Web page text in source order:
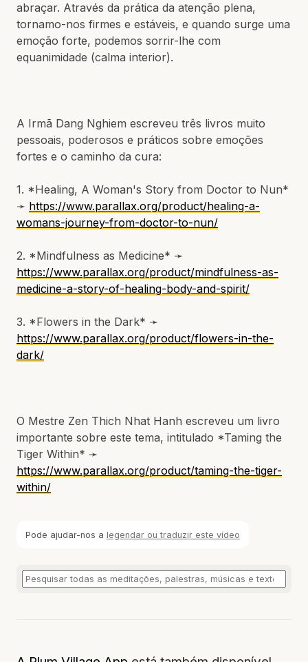
abraçar. Através da prática da atenção plena,
tornamo-nos firmes e estáveis, e quando surge uma
emoção forte, podemos sorrir-lhe com
equanimidade (calma interior).
A Irmã Dang Nghiem escreveu três livros muito
pessoais, poderosos e práticos sobre emoções
fortes e o caminho da cura:
1. *Healing, A Woman's Story from Doctor to Nun*
➛ https://www.parallax.org/product/healing-a-
womans-journey-from-doctor-to-nun/
2. *Mindfulness as Medicine* ➛
https://www.parallax.org/product/mindfulness-as-
medicine-a-story-of-healing-body-and-spirit/
3. *Flowers in the Dark* ➛
https://www.parallax.org/product/flowers-in-the-
dark/
O Mestre Zen Thich Nhat Hanh escreveu um livro
importante sobre este tema, intitulado *Taming the
Tiger Within* ➛
https://www.parallax.org/product/taming-the-tiger-
within/
Pode ajudar-nos a legendar ou traduzir este vídeo